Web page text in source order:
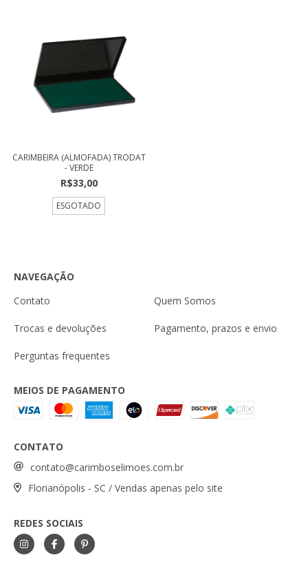
CARIMBEIRA (ALMOFADA) TRODAT
- VERDE
R$33,00
ESGOTADO
NAVEGAÇÃO
Contato
Quem Somos
Trocas e devoluções Pagamento, prazos e envio
Perguntas frequentes
MEIOS DE PAGAMENTO
CONTATO
contato@carimboselimoes.com.br
Florianópolis - SC / Vendas apenas pelo site
REDES SOCIAIS